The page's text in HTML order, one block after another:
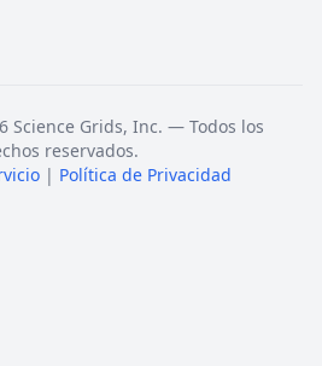
Science Grids, Inc. — Todos los
reservados.
| Política de Privacidad